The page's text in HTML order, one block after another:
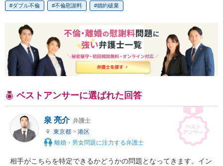
ダブル不倫 不倫慰謝料 婚約破棄
ベストアンサーに選ばれた回答
泉 亮介 弁護士
東京都 > 港区
離婚・男女問題に注力する弁護士
相手がこちらを特定できるかどうかの問題となってきます。イン